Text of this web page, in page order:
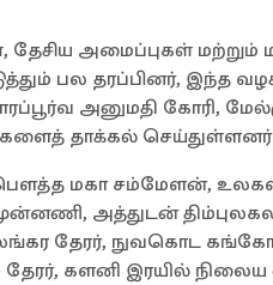
தேசிய அமைப்புகள்
பல தரப்பினர்,
அனுமதி கோரி,
தாக்கல்
மகா சம்மேளன்,
அத்துடன்
தேரர், நுவகொட
களனி இரயில் நிலைய